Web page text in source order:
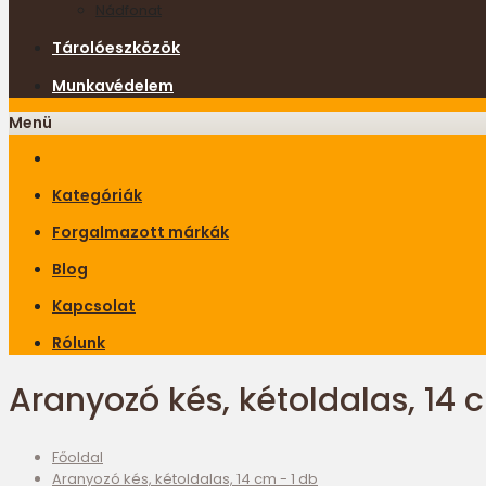
Tárolóeszközök
Munkavédelem
Menü
Kategóriák
Forgalmazott márkák
Blog
Kapcsolat
Rólunk
Aranyozó kés, kétoldalas, 14
Főoldal
Aranyozó kés, kétoldalas, 14 cm - 1 db